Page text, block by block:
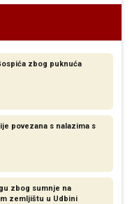
zbog puknuća
povezana s nalazima s
zbog sumnje na
zemljištu u Udbini